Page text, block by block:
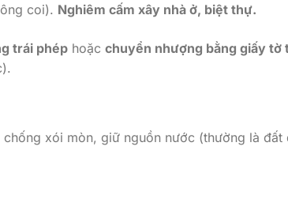
coi). Nghiêm cấm xây nhà ở, biệt thự.
trái phéphoặc chuyển nhượng bằng giấy tờ
xói mòn, giữ nguồn nước (thường là đất